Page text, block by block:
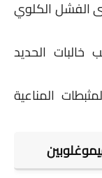
الفشل الكلوي
خالبات الحديد
المناعية